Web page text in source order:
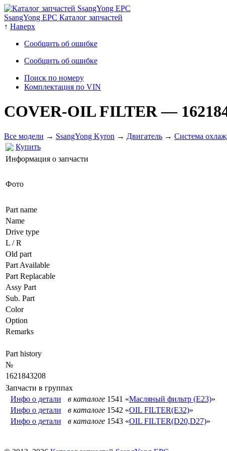
SsangYong EPC Каталог запчастей
↑ Наверх
Сообщить об ошибке
Сообщить об ошибке
Поиск по номеру
Комплектация по VIN
COVER-OIL FILTER—
Все модели → SsangYong Kyron → Двигатель → Система
Купить
Информация о запчасти
Фото
Part name
Name
Drive type
L / R
Old part
Part Available
Part Replacable
Assy Part
Sub. Part
Color
Option
Remarks
Part history
№
1621843208
Запчасти в группах
Инфо о детали
в каталоге 1541 «Масляный фильтр (E23)»
Инфо о детали
в каталоге 1542 «OIL FILTER(E32)»
Инфо о детали
в каталоге 1543 «OIL FILTER(D20,D27)»